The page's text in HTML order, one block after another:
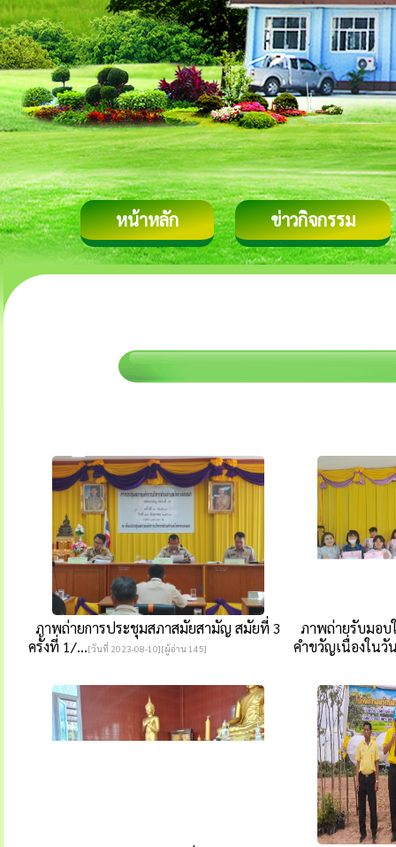
หน้าหลัก ข่าวกิจกรรม
ภาพถ่ายการประชุมสภาสมัยสามัญ สมัยที่ 3
ครั้งที่ 1/...[วันที่ 2023-08-10][ผู้อ่าน 145]
ภาพถ่ายรับมอบ
คำขวัญเนื่องในวั